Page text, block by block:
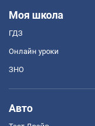
Моя школа
ГДЗ
Онлайн уроки
ЗНО
Авто